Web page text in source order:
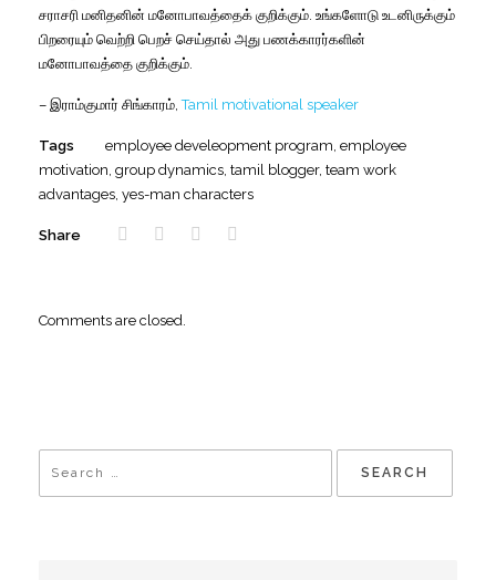
சராசரி மனிதனின் மனோபாவத்தைக் குறிக்கும். உங்களோடு உடனிருக்கும்
பிறரையும் வெற்றி பெறச் செய்தால் அது பணக்காரர்களின்
மனோபாவத்தை குறிக்கும்.
– இராம்குமார் சிங்காரம்,Tamil motivational speaker
Tags employee develeopment program employee
motivation group dynamics tamil blogger, team work
advantages yes-man characters
Share
Comments are closed.